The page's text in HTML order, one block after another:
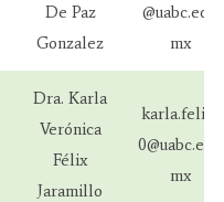
De Paz
Gonzalez
@uabc.edu.
mx
Dra. Karla
Verónica
Félix
Jaramillo
karla.felix5
0@uabc.edu.
mx